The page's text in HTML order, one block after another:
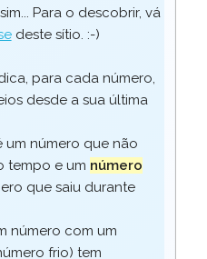
Para o descobrir, vá
deste sítio. :-)
para cada número,
desde a sua última
um número que não
tempo e um número
que saiu durante
número com um
frio) tem